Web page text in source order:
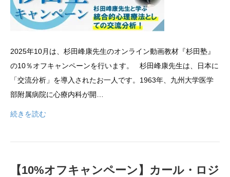
2025年10月は、杉田峰康先生のオンライン動画教材『杉田塾』
の10％オフキャンペーンを行います。 杉田峰康先生は、日本に
「交流分析」を導入されたお一人です。1963年、九州大学医学
部附属病院に心療内科が開…
続きを読む
【10%オフキャンペーン】カール・ロジ